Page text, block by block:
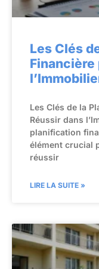
Les Clés
Financière
Les Clés de la
Réussir dans
planification
élément crucial
réussir
LIRE LA SUITE »